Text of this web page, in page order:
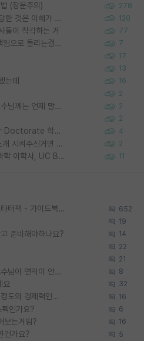
(장문주의) 278
대학원생들 교수에게 가스라이팅 당한 것은 이해가 갑니다. 안타깝네요. 120
들이 착각하는 거 77
왜 후배가 못하는걸 교수님은 내 책임으로 돌리는걸까요? 7
17
13
는데 16
2
타대학원 컨텍 준비중인데, 지도교수님께는 언제 말씀드려야 할까요? 2
2
우리나라도 학구 열풍보면 Higher Doctorate 학위가 필요하다고 봅니다. 4
컨택이후 랩매니저, PhD학생들 소개 시켜주신거면 거의 컨펌에 가깝나요? 2
Korea University 수학, 컴퓨터과학 이학사, UC Berkeley 산업공학 대학원 공학박사가 되는 것은 쉽지 않겠죠? 11
[무료] 2026 미국 대학원 유학 스타터팩 - 가이드북 & 합격자 컨택메일 템플릿 652
19
준비해야하나요? 14
22
21
석박사 과정 합격하고, 컨택했던교수님이 연락이 안됩니다... 8
요 32
박사진학하기에 2억은 괜찮은 (?) 정도의 경제력인가요 16
인가요? 6
보는거임? 16
건가요? 5